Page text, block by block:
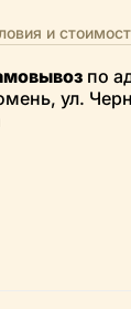
и
по
ул.